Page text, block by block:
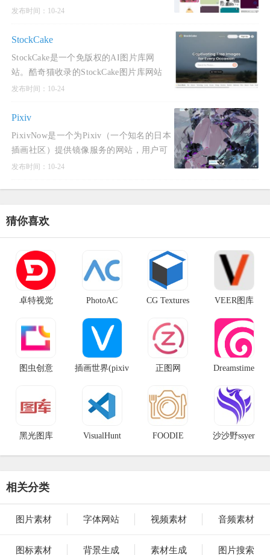
查看与免费高级会员 (热门排序) 搜索的站
容，符合社会主义核心
发布时间：10-24
StockCake
StockCake是一个免版权的AI图片库网
站。酷奇猫收录的StockCake图片库网站
内图片全部由AI生成，免版权可商用，无
StockCake图库网站无需注册，即可免
发布时间：10-24
Pixiv
PixivNow是一个为Pixiv（一个知名的日本
插画社区）提供镜像服务的网站，用户可
以在无需登录的情况下直接在国内网络上
发布时间：10-24
猜你喜欢
卓特视觉 PhotoAC CG Textures VEER图库
图虫创意
插画世界(pixiv
正图网 Dreamstime
黑光图库 VisualHunt
FOODIE
沙沙野ssyer
相关分类
图片素材 字体网站 视频素材 音频素材
图标素材 背景生成 素材生成 图片搜索